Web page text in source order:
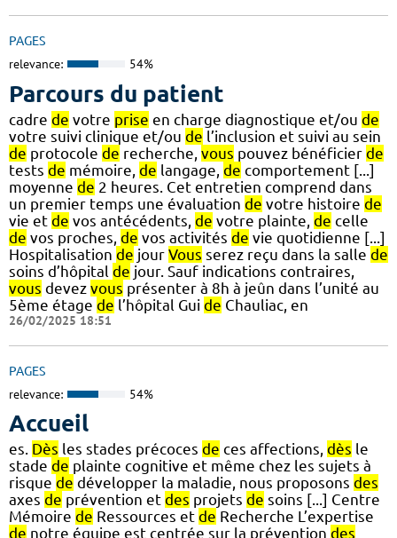
PAGES
relevance: 54%
Parcours du patient
cadre de votre prise en charge diagnostique et/ou de
votre suivi clinique et/ou de l’inclusion et suivi au sein
de protocole de recherche, vous pouvez bénéficier de
tests de mémoire, de langage, de comportement [...]
moyenne de 2 heures. Cet entretien comprend dans
un premier temps une évaluation de votre histoire de
vie et de vos antécédents, de votre plainte, de celle
de vos proches, de vos activités de vie quotidienne [...]
Hospitalisation de jour Vous serez reçu dans la salle de
soins d’hôpital de jour. Sauf indications contraires,
vous devez vous présenter à 8h à jeûn dans l’unité au
5ème étage de l’hôpital Gui de Chauliac, en
26/02/2025 18:51
PAGES
relevance: 54%
Accueil
es. Dès les stades précoces de ces affections, dès le
stade de plainte cognitive et même chez les sujets à
risque de développer la maladie, nous proposons des
axes de prévention et des projets de soins [...] Centre
Mémoire de Ressources et de Recherche L’expertise
de notre équipe est centrée sur la prévention des